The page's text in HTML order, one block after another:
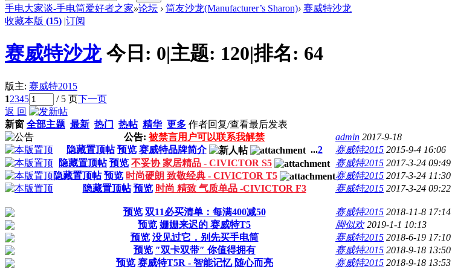
手电大家谈-手电筒爱好者之家»论坛 › 筒友沙龙(Manufacturer’s Sharon)› 赛威特沙龙
收藏本版 (15) |订阅
赛威特沙龙 今日: 0|主题: 120|排名: 64
版主: 赛威特2015
12345 / 5 页下一页
返 回
新窗 全部主题 最新 热门 热帖 精华 更多 作者回复/查看最后发表
公告: 被禁言用户可以联系我解禁 admin 2017-9-18
隐藏置顶帖 预览 赛威特品牌简介 ...2 赛威特2015 2015-9-4 16:06
隐藏置顶帖 预览 不妥协 家居精品 - CIVICTOR S5 赛威特2015 2017-3-24 09:49
隐藏置顶帖 预览 时尚硬朗 致敬经典 - CIVICTOR T5 赛威特2015 2017-3-24 11:30
隐藏置顶帖 预览 时尚 精致 气质单品 -CIVICTOR F3 赛威特2015 2017-3-24 09:22
预览 双11必买清单：每满400减50 赛威特2015 2018-11-8 17:14
预览 姗姗来迟的 赛威特T5 脚似欢 2019-1-1 10:13
预览 没见过它，别先买手电筒 赛威特2015 2018-6-19 17:10
预览 ″双卡双带″ 你值得拥有 赛威特2015 2018-9-18 13:50
预览 赛威特T5R - 智能记忆 随心而亮 赛威特2015 2018-9-18 13:53